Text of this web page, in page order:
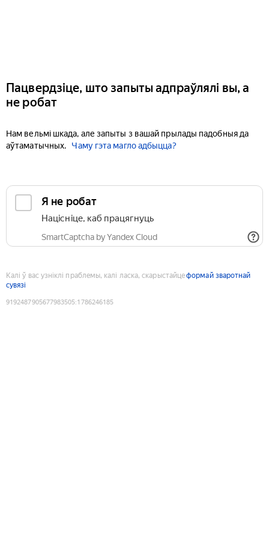
Пацвердзіце, што запыты адпраўлялі вы, а
не робат
Нам вельмі шкада, але запыты з вашай прылады падобныя да
аўтаматычных.
Чаму гэта магло адбыцца?
Я не робат
Націсніце, каб працягнуць
SmartCaptcha by Yandex Cloud
Калі ў вас узніклі праблемы, калі ласка, скарыстайцеформай зваротнай
сувязі
9192487905677983505:1786246185